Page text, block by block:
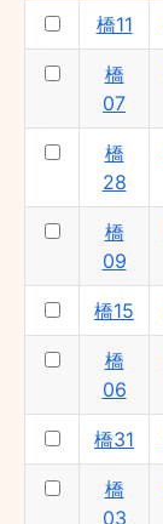
橋11
橋
07
橋
28
橋
09
橋15
橋
06
橋31
橋
03